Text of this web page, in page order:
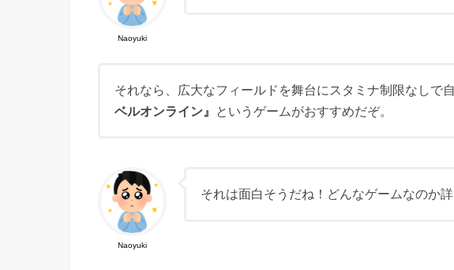
Naoyuki
それなら、広大なフィールドを舞台にスタミナ制限なしで
ベルオンライン』
というゲームがおすすめだぞ。
Naoyuki
それは面白そうだね！どんなゲームなのか詳